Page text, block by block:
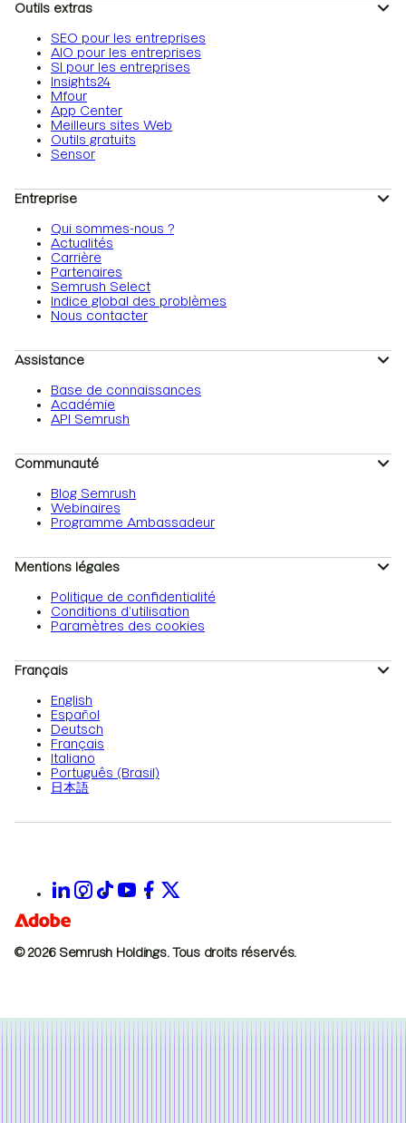
Outils extras
SEO pour les entreprises
AIO pour les entreprises
SI pour les entreprises
Insights24
Mfour
App Center
Meilleurs sites Web
Outils gratuits
Sensor
Entreprise
Qui sommes-nous ?
Actualités
Carrière
Partenaires
Semrush Select
Indice global des problèmes
Nous contacter
Assistance
Base de connaissances
Académie
API Semrush
Communauté
Blog Semrush
Webinaires
Programme Ambassadeur
Mentions légales
Politique de confidentialité
Conditions d’utilisation
Paramètres des cookies
Français
English
Español
Deutsch
Français
Italiano
Português (Brasil)
日本語
© 2026 Semrush Holdings. Tous droits réservés.